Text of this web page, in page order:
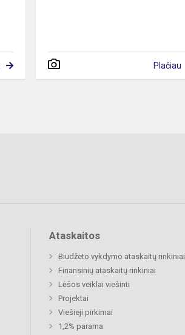
Plačiau
Ataskaitos
Biudžeto vykdymo ataskaitų rinkiniai
Finansinių ataskaitų rinkiniai
Lėšos veiklai viešinti
Projektai
Viešieji pirkimai
1,2% parama